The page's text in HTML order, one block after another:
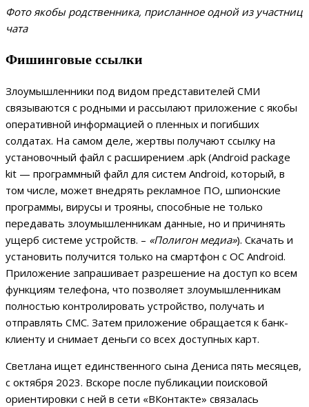
Фото якобы родственника, присланное одной из участниц
чата
Фишинговые ссылки
Злоумышленники под видом представителей СМИ
связываются с родными и рассылают приложение с якобы
оперативной информацией о пленных и погибших
солдатах. На самом деле, жертвы получают ссылку на
установочный файл с расширением .apk (Android package
kit — программный файл для систем Android, который, в
том числе, может внедрять рекламное ПО, шпионские
программы, вирусы и трояны, способные не только
передавать злоумышленникам данные, но и причинять
ущерб системе устройств. – «Полигон медиа»). Скачать и
установить получится только на смартфон с ОС Android.
Приложение запрашивает разрешение на доступ ко всем
функциям телефона, что позволяет злоумышленникам
полностью контролировать устройство, получать и
отправлять СМС. Затем приложение обращается к банк-
клиенту и снимает деньги со всех доступных карт.
Светлана ищет единственного сына Дениса пять месяцев,
с октября 2023. Вскоре после публикации поисковой
ориентировки с ней в сети «ВКонтакте» связалась